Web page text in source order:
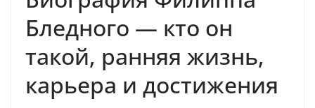
Бледного — кто он
такой, ранняя жизнь,
карьера и достижения